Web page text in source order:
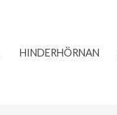
HINDERHÖRNAN